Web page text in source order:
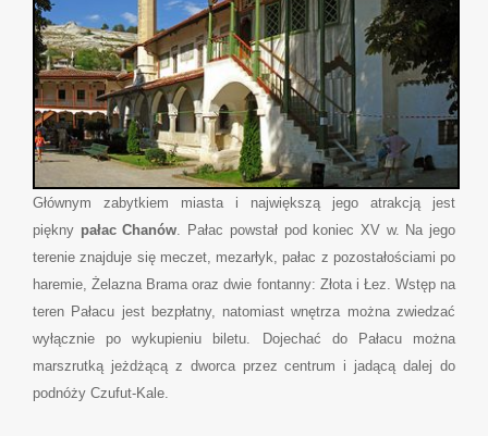
Głównym zabytkiem miasta i największą jego atrakcją jest
piękny pałac Chanów . Pałac powstał pod koniec XV w. Na jego
terenie znajduje się meczet, mezarłyk, pałac z pozostałościami po
haremie, Żelazna Brama oraz dwie fontanny: Złota i Łez. Wstęp na
teren Pałacu jest bezpłatny, natomiast wnętrza można zwiedzać
wyłącznie po wykupieniu biletu. Dojechać do Pałacu można
marszrutką jeżdżącą z dworca przez centrum i jadącą dalej do
podnóży Czufut-Kale.